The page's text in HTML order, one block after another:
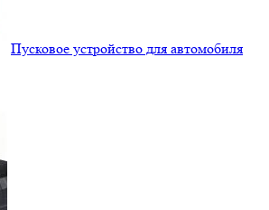
Пусковое устройство для автомобиля